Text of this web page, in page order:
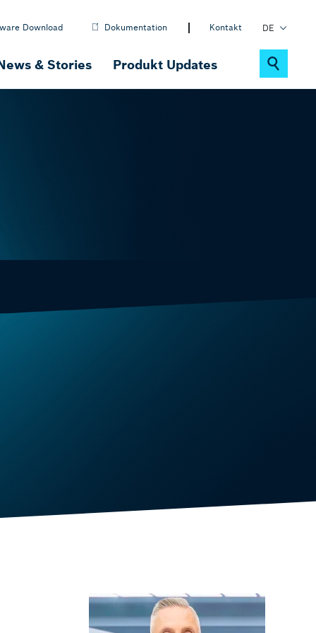
Download Dokumentation
Kontakt
EN
DE
PL
Antriebssystem
& Stories Produkt Updates